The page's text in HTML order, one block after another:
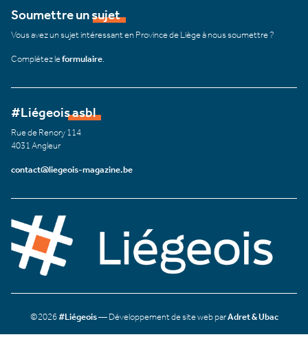
Soumettre un sujet
Vous avez un sujet intéressant en Province de Liège à nous soumettre ?
Complétez leformulaire
#Liégeois asbl
Rue de Renory 114
4031 Angleur
contact@liegeois-magazine.be
©2026#Liégeois— Développement de site web parAdret & Ubac